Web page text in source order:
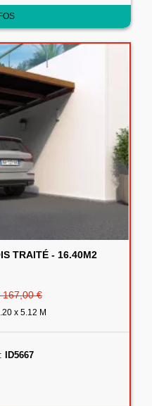
TRAITÉ - 16.40M2
167,00 €
x 5.12 M
ID5667